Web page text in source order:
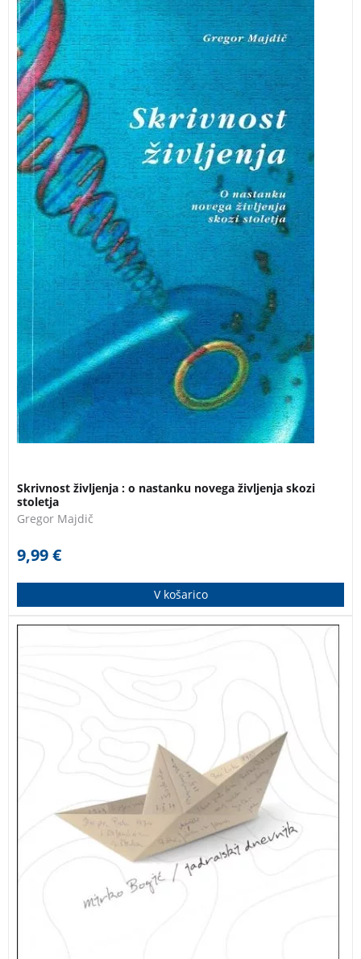
Skozi pogovor med mlajšim fantom in starejšim
znanstvenikom bodo mladi bralci našli odgovore: kako
je spočeto življenje, zakaj smo na svetu moški in
ženske…
Skrivnost življenja : o nastanku novega življenja skozi
stoletja
Gregor Majdič
9,99€
V košarico